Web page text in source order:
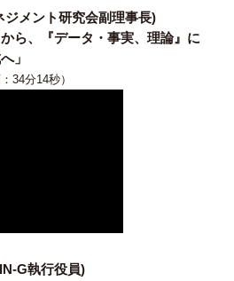
メント研究会副理事長)
ら、『データ・事実、理論』に
」
34分14秒）
G執行役員)